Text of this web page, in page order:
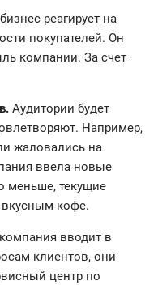
реагирует на
покупателей. Он
компании. За счет
Аудитории будет
Например,
жаловались на
ввела новые
меньше, текущие
вкусным кофе.
вводит в
клиентов, они
центр по